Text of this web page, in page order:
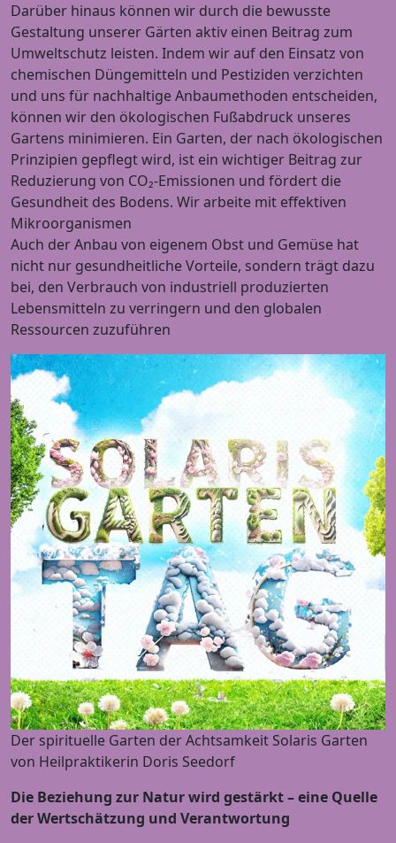
Darüber hinaus können wir durch die bewusste
Gestaltung unserer Gärten aktiv einen Beitrag zum
Umweltschutz leisten. Indem wir auf den Einsatz von
chemischen Düngemitteln und Pestiziden verzichten
und uns für nachhaltige Anbaumethoden entscheiden,
können wir den ökologischen Fußabdruck unseres
Gartens minimieren. Ein Garten, der nach ökologischen
Prinzipien gepflegt wird, ist ein wichtiger Beitrag zur
Reduzierung von CO₂-Emissionen und fördert die
Gesundheit des Bodens. Wir arbeite mit effektiven
Mikroorganismen
Auch der Anbau von eigenem Obst und Gemüse hat
nicht nur gesundheitliche Vorteile, sondern trägt dazu
bei, den Verbrauch von industriell produzierten
Lebensmitteln zu verringern und den globalen
Ressourcen zuzuführen
Der spirituelle Garten der Achtsamkeit Solaris Garten
von Heilpraktikerin Doris Seedorf
Die Beziehung zur Natur wird gestärkt – eine Quelle
der Wertschätzung und Verantwortung